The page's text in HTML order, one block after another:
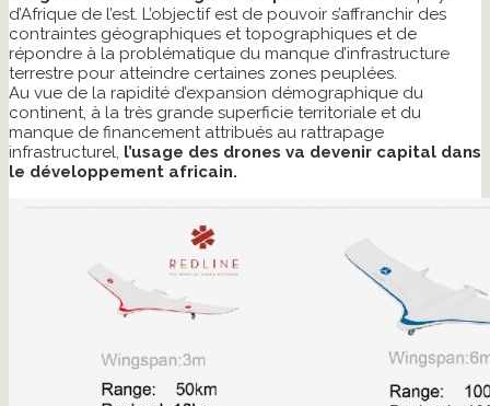
d’Afrique de l’est. L’objectif est de pouvoir s’affranchir des
contraintes géographiques et topographiques et de
répondre à la problématique du manque d’infrastructure
terrestre pour atteindre certaines zones peuplées.
Au vue de la rapidité d’expansion démographique du
continent, à la très grande superficie territoriale et du
manque de financement attribués au rattrapage
infrastructurel, l’usage des drones va devenir capital dans
le développement africain.